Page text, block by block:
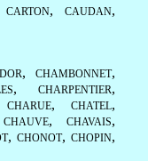
CARTON,CAUDAN,
,CHAMBONNET,
,CHARPENTIER,
CHARUE,CHATEL,
CHAUVE,CHAVAIS,
, CHONOT,CHOPIN,